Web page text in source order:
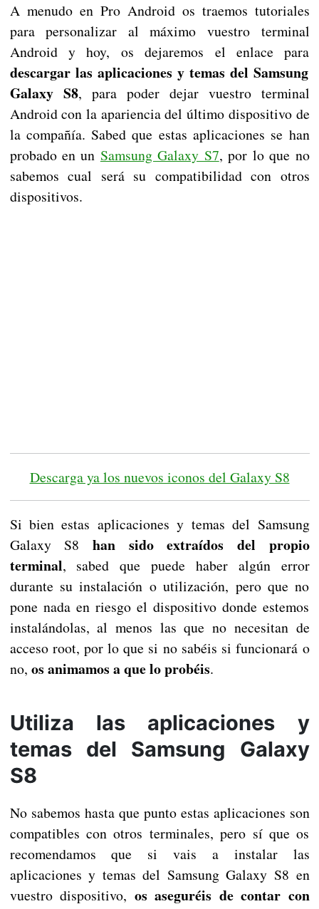
A menudo en Pro Android os traemos tutoriales
para personalizar al máximo vuestro terminal
Android y hoy, os dejaremos el enlace para
descargar las aplicaciones y temas del Samsung
Galaxy S8, para poder dejar vuestro terminal
Android con la apariencia del último dispositivo de
la compañía. Sabed que estas aplicaciones se han
probado en un Samsung Galaxy S7, por lo que no
sabemos cual será su compatibilidad con otros
dispositivos.
Descarga ya los nuevos iconos del Galaxy S8
Si bien estas aplicaciones y temas del Samsung
Galaxy S8 han sido extraídos del propio
terminal, sabed que puede haber algún error
durante su instalación o utilización, pero que no
pone nada en riesgo el dispositivo donde estemos
instalándolas, al menos las que no necesitan de
acceso root, por lo que si no sabéis si funcionará o
no, os animamos a que lo probéis.
Utiliza las aplicaciones y
temas del Samsung Galaxy
S8
No sabemos hasta que punto estas aplicaciones son
compatibles con otros terminales, pero sí que os
recomendamos que si vais a instalar las
aplicaciones y temas del Samsung Galaxy S8 en
vuestro dispositivo, os aseguréis de contar con